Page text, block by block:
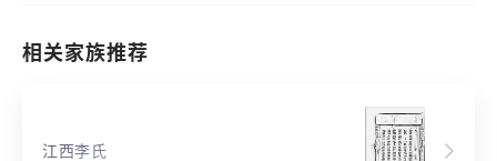
相关家族推荐
江西李氏